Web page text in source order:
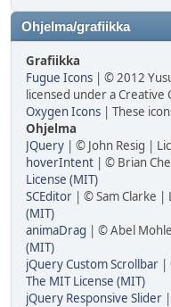
Ohjelma/grafiikka
Grafiikka
Fugue Icons | © 2012
licensed under a
Oxygen Icons | These
Ohjelma
JQuery | © John Resig |
hoverIntent | © Brian
License (MIT)
SCEditor | © Sam Clarke |
(MIT)
animaDrag | © Abel
(MIT)
jQuery Custom Scrollbar |
The MIT License (MIT)
jQuery Responsive Slider